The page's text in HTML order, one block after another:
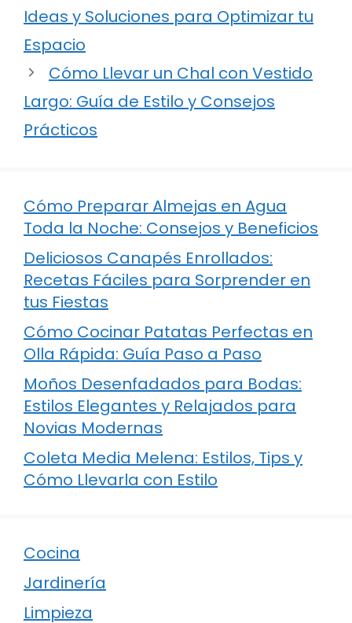
Ideas y Soluciones para Optimizar tu
Espacio
Cómo Llevar un Chal con Vestido
Largo: Guía de Estilo y Consejos
Prácticos
Cómo Preparar Almejas en Agua
Toda la Noche: Consejos y Beneficios
Deliciosos Canapés Enrollados:
Recetas Fáciles para Sorprender en
tus Fiestas
Cómo Cocinar Patatas Perfectas en
Olla Rápida: Guía Paso a Paso
Moños Desenfadados para Bodas:
Estilos Elegantes y Relajados para
Novias Modernas
Coleta Media Melena: Estilos, Tips y
Cómo Llevarla con Estilo
Cocina
Jardinería
Limpieza